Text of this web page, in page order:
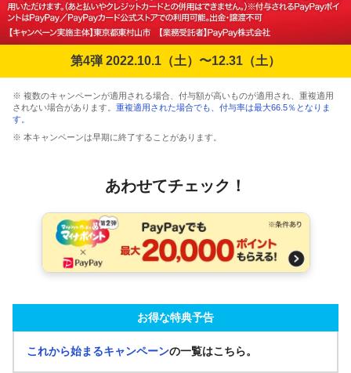
第4弾 2022.10.1（土）〜12.31（土）
※ 複数のキャンペーンが適用される場合、付与額が高いものが適用され、重複適用
されない場合があります。 重複適用された場合でも、付与率は最大66.5％となりま
す。
※ 本キャンペーンは早期に終了することがあります。
あわせてチェック！
お得な特典予告
これから始まるキャンペーンの一覧はこちら。